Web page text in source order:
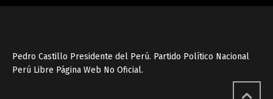
Pedro Castillo Presidente del Perú. Partido Político Nacional
Perú Libre Página Web No Oficial.